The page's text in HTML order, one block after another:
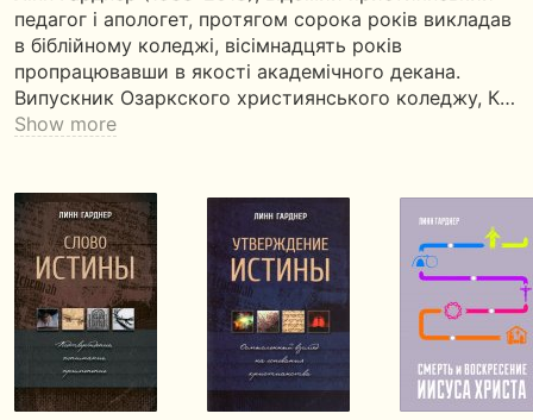
педагог і апологет, протягом сорока років викладав
в біблійному коледжі, вісімнадцять років
пропрацювавши в якості академічного декана.
Випускник Озаркского християнського коледжу, К…
Show more